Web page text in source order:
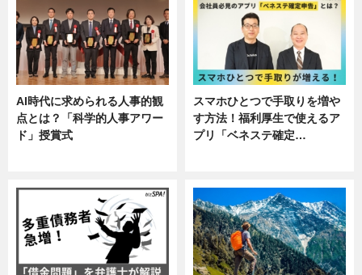
AI時代に求められる人事的観
点とは？「科学的人事アワー
ド」授賞式
スマホひとつで手取りを増や
す方法！福利厚生で使えるア
プリ「ベネステ確定…